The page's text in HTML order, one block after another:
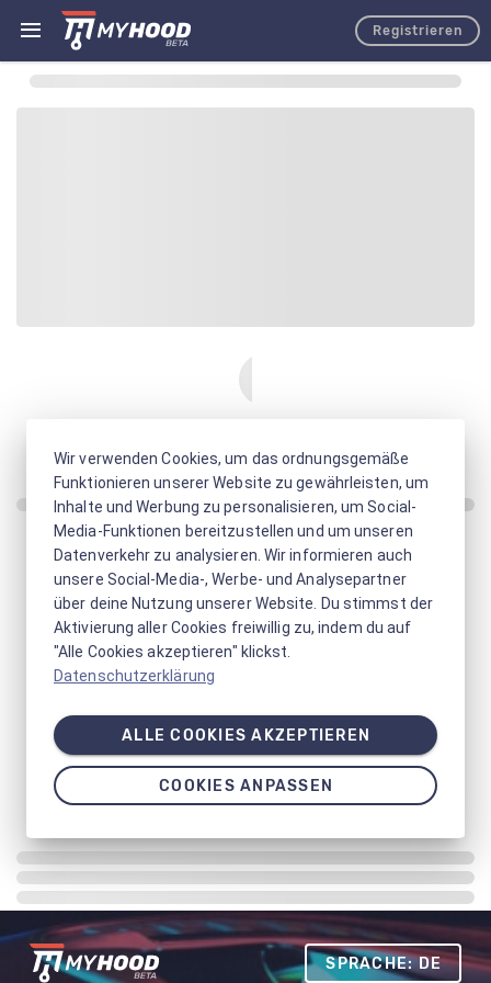
Registrieren
SPRACHE: DE
Wir verwenden Cookies, um das ordnungsgemäße
Funktionieren unserer Website zu gewährleisten, um
Inhalte und Werbung zu personalisieren, um Social-
Media-Funktionen bereitzustellen und um unseren
Datenverkehr zu analysieren. Wir informieren auch
unsere Social-Media-, Werbe- und Analysepartner
über deine Nutzung unserer Website. Du stimmst der
Aktivierung aller Cookies freiwillig zu, indem du auf
"Alle Cookies akzeptieren" klickst.
Datenschutzerklärung
ALLE COOKIES AKZEPTIEREN
COOKIES ANPASSEN